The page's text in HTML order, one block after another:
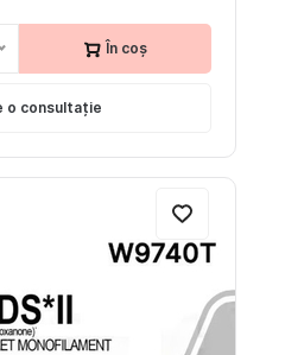
În coș
o consultație